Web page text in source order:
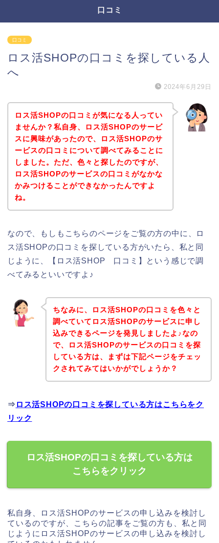
口コミ
口コミ
ロス活SHOPの口コミを探している人
へ
2024年6月29日
ロス活SHOPの口コミが気になる人ってい
ませんか？私自身、ロス活SHOPのサービ
スに興味があったので、ロス活SHOPのサ
ービスの口コミについて調べてみることに
しました。ただ、色々と探したのですが、
ロス活SHOPのサービスの口コミがなかな
かみつけることができなかったんですよ
ね。
なので、もしもこちらのページをご覧の方の中に、ロ
ス活SHOPの口コミを探している方がいたら、私と同
じように、【ロス活SHOP 口コミ】という感じで調
べてみるといいですよ♪
ちなみに、ロス活SHOPの口コミを色々と
調べていてロス活SHOPのサービスに申し
込みできるページを発見しましたよ♪なの
で、ロス活SHOPのサービスの口コミを探
している方は、まずは下記ページをチェッ
クされてみてはいかがでしょうか？
⇒ ロス活SHOPの口コミを探している方はこちらをク
リック
ロス活SHOPの口コミを探している方は
こちらをクリック
私自身、ロス活SHOPのサービスの申し込みを検討し
ているのですが、こちらの記事をご覧の方も、私と同
じようにロス活SHOPのサービスの申し込みを検討し